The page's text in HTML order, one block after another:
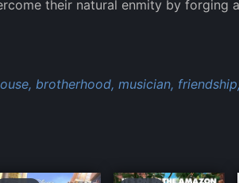
their natural enmity by forging
brotherhood, musician, friendship,